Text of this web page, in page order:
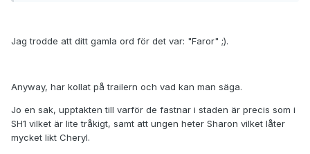
Jag trodde att ditt gamla ord för det var: "Faror" ;).
Anyway, har kollat på trailern och vad kan man säga.
Jo en sak, upptakten till varför de fastnar i staden är precis som i
SH1 vilket är lite tråkigt, samt att ungen heter Sharon vilket låter
mycket likt Cheryl.